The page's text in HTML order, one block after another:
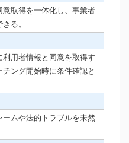
取得を一体化し、事業者
る。
用者情報と同意を取得す
ング開始時に条件確認と
ムや法的トラブルを未然